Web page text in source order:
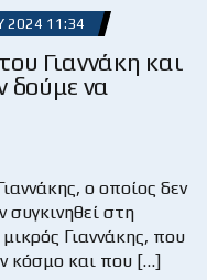
2024 11:34
Γιαννάκη και
δούμε να
ο οποίος δεν
στη
Γιαννάκης, που
κόσμο και που […]